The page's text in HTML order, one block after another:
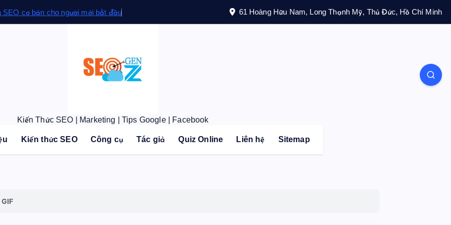
SEO cơ bản cho người mới bắt đầu 61 Hoàng Hữu Nam, Long Thạnh Mỹ, Thủ Đức, Hồ Chí Minh
Kiến Thức SEO | Marketing | Tips Google | Facebook
Kiến thức SEO Công cụ Tác giả Quiz Online Liên hệ Sitemap